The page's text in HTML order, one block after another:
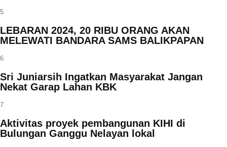
5
LEBARAN 2024, 20 RIBU ORANG AKAN
MELEWATI BANDARA SAMS BALIKPAPAN
6
Sri Juniarsih Ingatkan Masyarakat Jangan
Nekat Garap Lahan KBK
7
Aktivitas proyek pembangunan KIHI di
Bulungan Ganggu Nelayan lokal